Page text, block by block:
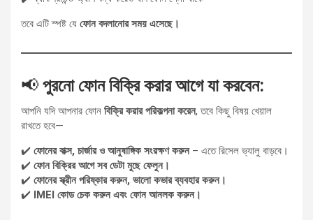
তবে এটি স্পষ্ট যে ফোন বদলানোর সময় এসেছে।
📢 পুরনো ফোন বিক্রি করার আগে যা করবেন:
আপনি যদি আপনার ফোন বিক্রি করার পরিকল্পনা করেন, তবে কিছু বিষয় খেয়াল
রাখতে হবে—
✔️ ফোনের বাক্স, চার্জার ও আনুষাঙ্গিক সংরক্ষণ করুন– এতে রিসেল ভ্যালু বাড়বে।
✔️ ফোন বিক্রির আগে সব ডেটা মুছে ফেলুন।
✔️ ফোনের স্ক্রীন পরিষ্কার করুন, ভালো কভার ব্যবহার করুন।
✔️
IMEI কোড চেক করুন এবং ফোন আনলক করুন।